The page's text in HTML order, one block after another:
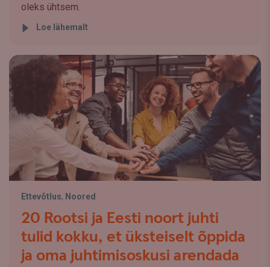
oleks ühtsem.
Loe lähemalt
Ettevõtlus, Noored
20 Rootsi ja Eesti noort juhti
tulid kokku, et üksteiselt õppida
ja oma juhtimisoskusi arendada